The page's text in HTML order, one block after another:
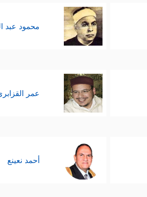
محمود عبد
عمر
أحمد نعينع